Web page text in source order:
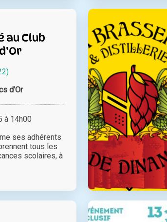
au Club
d’Or
à 14h00
ses adhérents
tous les
scolaires, à